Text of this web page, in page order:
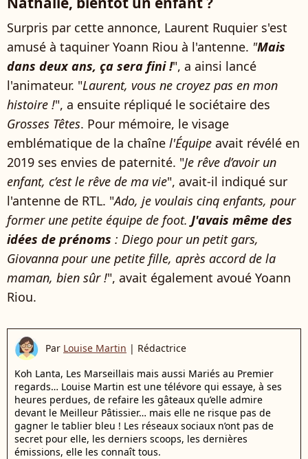
Surpris par cette annonce, Laurent Ruquier s'est
amusé à taquiner Yoann Riou à l'antenne. "Mais
dans deux ans, ça sera fini !", a ainsi lancé
l'animateur. "Laurent, vous ne croyez pas en mon
histoire !", a ensuite répliqué le sociétaire des
Grosses Têtes. Pour mémoire, le visage
emblématique de la chaîne l'Équipe avait révélé en
2019 ses envies de paternité. "Je rêve d’avoir un
enfant, c’est le rêve de ma vie", avait-il indiqué sur
l'antenne de RTL. "Ado, je voulais cinq enfants, pour
former une petite équipe de foot. J'avais même des
idées de prénoms : Diego pour un petit gars,
Giovanna pour une petite fille, après accord de la
maman, bien sûr !", avait également avoué Yoann
Riou.
Par Louise Martin | Rédactrice
Koh Lanta, Les Marseillais mais aussi Mariés au Premier
regards… Louise Martin est une télévore qui essaye, à ses
heures perdues, de refaire les gâteaux qu’elle admire
devant le Meilleur Pâtissier… mais elle ne risque pas de
gagner le tablier bleu ! Les réseaux sociaux n’ont pas de
secret pour elle, les derniers scoops, les dernières
émissions, elle les connaît tous.